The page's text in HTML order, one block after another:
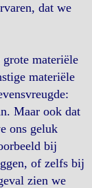
dat we
materiële
materiële
Maar ook dat
ons geluk
bij
of zelfs bij
zien we